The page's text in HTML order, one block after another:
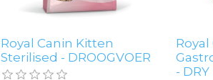
Royal Canin Kitten
Sterilised - DROOGVOER
- DRY